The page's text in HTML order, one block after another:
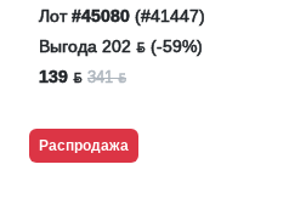
Лот#45080 (#41447)
Выгода 202 ƃ (-59%)
139 ƃ 341 ƃ
Распродажа